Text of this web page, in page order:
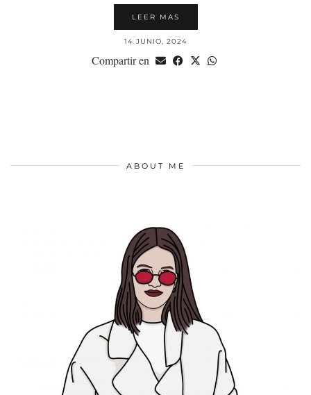
LEER MAS
14 JUNIO, 2024
Compartir en
ABOUT ME